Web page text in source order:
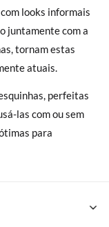
looks informais
juntamente com a
tornam estas
atuais.
perfeitas
las com ou sem
para